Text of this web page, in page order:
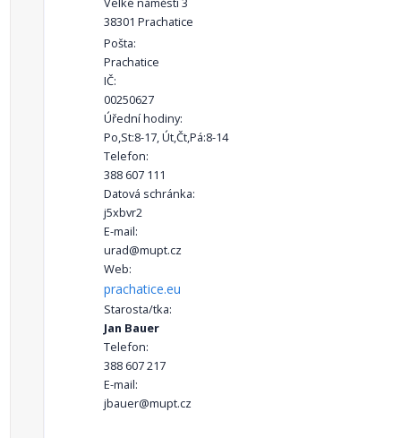
38301 Prachatice
Pošta:
Prachatice
IČ:
00250627
Úřední hodiny:
Po,St:8-17, Út,Čt,Pá:8-14
Telefon:
388 607 111
Datová schránka:
j5xbvr2
E-mail:
urad@mupt.cz
Web:
prachatice.eu
Starosta/tka:
Jan Bauer
Telefon:
388 607 217
E-mail:
jbauer@mupt.cz